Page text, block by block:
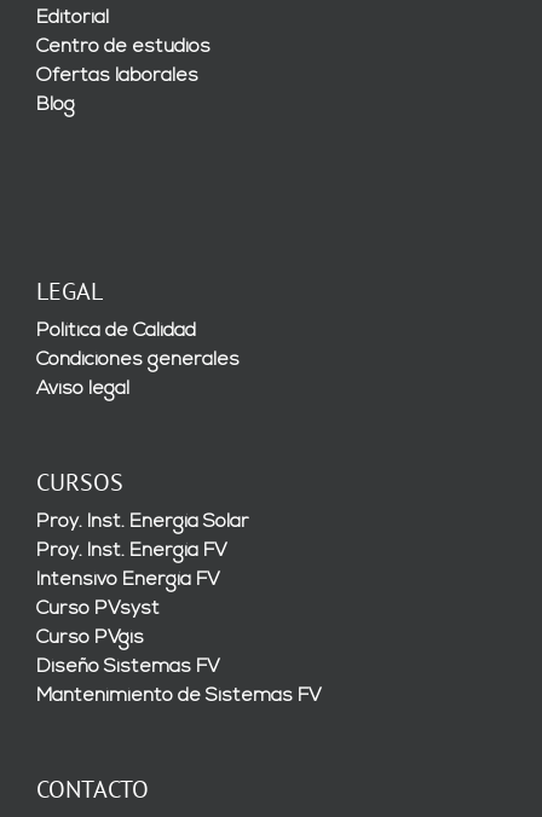
Editorial
Centro de estudios
Ofertas laborales
Blog
LEGAL
Política de Calidad
Condiciones generales
Aviso legal
CURSOS
Proy. Inst. Energía Solar
Proy. Inst. Energía FV
Intensivo Energía FV
Curso PVsyst
Curso PVgis
Diseño Sistemas FV
Mantenimiento de Sistemas FV
CONTACTO